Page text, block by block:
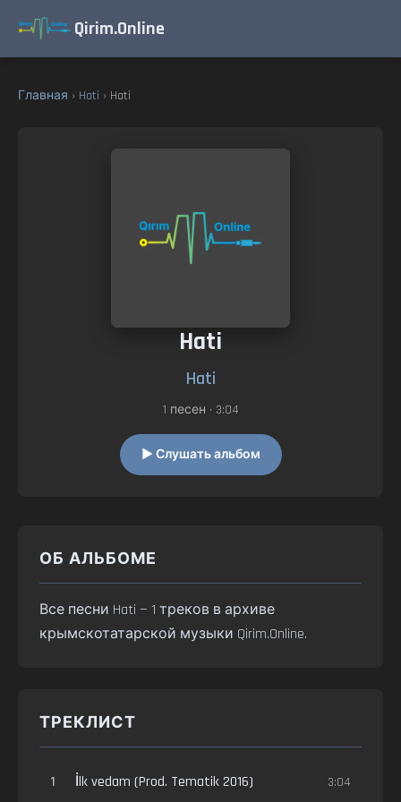
Qirim.Online
Главная › Hati › Hati
Hati
Hati
1 песен • 3:04
▶ Слушать альбом
ОБ АЛЬБОМЕ
Все песни Hati — 1 треков в архиве
крымскотатарской музыки Qirim.Online.
ТРЕКЛИСТ
1 İlk vedam (Prod. Tematik 2016) 3:04